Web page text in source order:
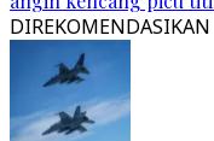
DIREKOMENDASIKAN